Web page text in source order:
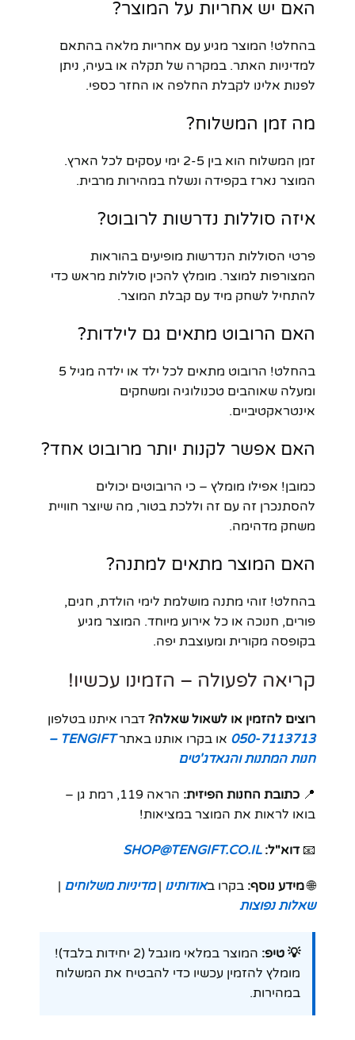
האם יש אחריות על המוצר?
בהחלט! המוצר מגיע עם אחריות מלאה בהתאם
למדיניות האתר. במקרה של תקלה או בעיה, ניתן
לפנות אלינו לקבלת החלפה או החזר כספי.
מה זמן המשלוח?
זמן המשלוח הוא בין 2-5 ימי עסקים לכל הארץ.
המוצר נארז בקפידה ונשלח במהירות מרבית.
איזה סוללות נדרשות לרובוט?
פרטי הסוללות הנדרשות מופיעים בהוראות
המצורפות למוצר. מומלץ להכין סוללות מראש כדי
להתחיל לשחק מיד עם קבלת המוצר.
האם הרובוט מתאים גם לילדות?
בהחלט! הרובוט מתאים לכל ילד או ילדה מגיל 5
ומעלה שאוהבים טכנולוגיה ומשחקים
אינטראקטיביים.
האם אפשר לקנות יותר מרובוט אחד?
כמובן! אפילו מומלץ – כי הרובוטים יכולים
להסתנכרן זה עם זה וללכת בטור, מה שיוצר חוויית
משחק מדהימה.
האם המוצר מתאים למתנה?
בהחלט! זוהי מתנה מושלמת לימי הולדת, חגים,
פורים, חנוכה או כל אירוע מיוחד. המוצר מגיע
בקופסה מקורית ומעוצבת יפה.
קריאה לפעולה – הזמינו עכשיו!
רוצים להזמין או לשאול שאלה? דברו איתנו בטלפון
050-7113713 או בקרו אותנו באתר
TENGIFT –
חנות המתנות והגאדג'טים
📍 כתובת החנות הפיזית:
הראה 119, רמת גן –
בואו לראות את המוצר במציאות!
📧דוא"ל: SHOP@TENGIFT.CO.IL
🌐מידע נוסף: בקרו באודותינו |מדיניות משלוחים |
שאלות נפוצות
💡 טיפ:
המוצר במלאי מוגבל (2 יחידות בלבד)!
מומלץ להזמין עכשיו כדי להבטיח את המשלוח
במהירות.